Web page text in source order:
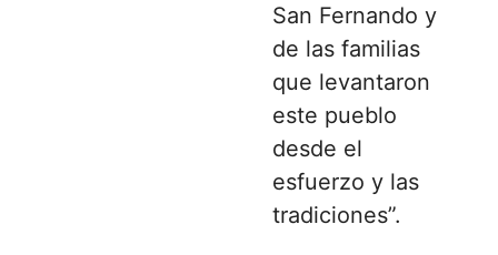
San Fernando y
de las familias
que levantaron
este pueblo
desde el
esfuerzo y las
tradiciones”.